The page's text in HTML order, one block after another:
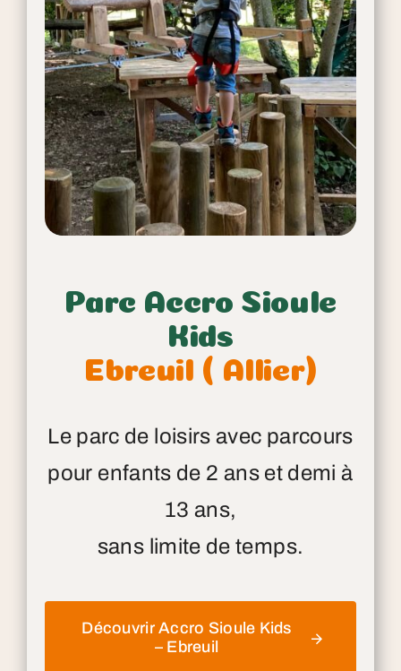
Parc Accro Sioule
Kids
Ebreuil ( Allier)
Le parc de loisirs avec parcours
pour enfants de 2 ans et demi à
13 ans,
sans limite de temps.
Découvrir Accro Sioule Kids
– Ebreuil